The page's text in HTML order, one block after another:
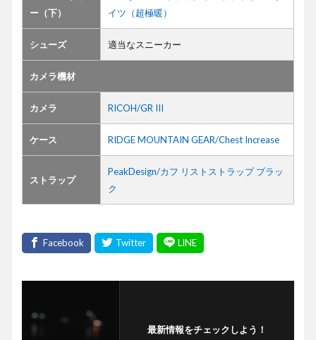
ー（下）
イツ（超極暖）
シューズ 適当なスニーカー
カメラ機材
カメラ RICOH/GR III
ケース RIDGE MOUNTAIN GEAR/Chest Increase
ストラップ
PeakDesign/カフ リストストラップ ブラッ
ク
最新情報をチェックしよう！